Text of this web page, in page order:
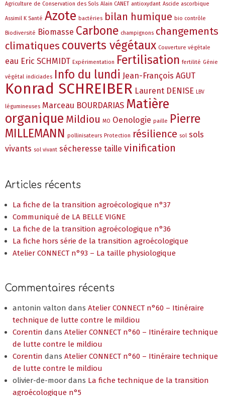
Agriculture de Conservation des Sols Alain CANET antioxydant Ascide ascorbique
Assimil K Santé Azote bactéries bilan humique bio contrôle
Biodiversité Biomasse Carbone champignons changements
climatiques couverts végétaux Couverture végétale
eau Eric SCHMIDT Expérimentation Fertilisation fertilité Génie
végétal indiciades Info du lundi Jean-François AGUT
Konrad SCHREIBER Laurent DENISE LBV
légumineuses Marceau BOURDARIAS Matière
organique Mildiou MO Oenologie paille Pierre
MILLEMANN pollinisateurs Protection résilience sol sols
vivants sol vivant sécheresse taille vinification
Articles récents
La fiche de la transition agroécologique n°37
Communiqué de LA BELLE VIGNE
La fiche de la transition agroécologique n°36
La fiche hors série de la transition agroécologique
Atelier CONNECT n°93 – La taille physiologique
Commentaires récents
antonin valton dans Atelier CONNECT n°60 – Itinéraire
technique de lutte contre le mildiou
Corentin dans Atelier CONNECT n°60 – Itinéraire technique
de lutte contre le mildiou
Corentin dans Atelier CONNECT n°60 – Itinéraire technique
de lutte contre le mildiou
olivier-de-moor dans La fiche technique de la transition
agroécologique n°5